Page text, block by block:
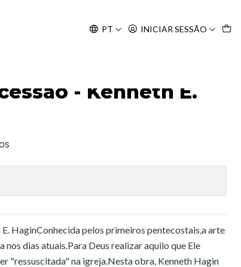
PT INICIAR SESSÃO
- Kenneth E.
HaginConhecida pelos primeiros pentecostais,a arte
dias atuais.Para Deus realizar aquilo que Ele
"ressuscitada" na igreja.Nesta obra, Kenneth Hagin